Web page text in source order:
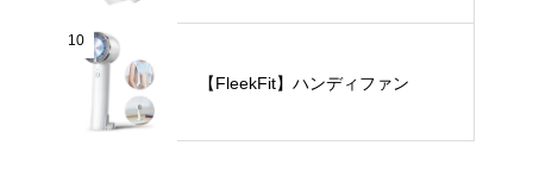
10
【FleekFit】ハンディファン